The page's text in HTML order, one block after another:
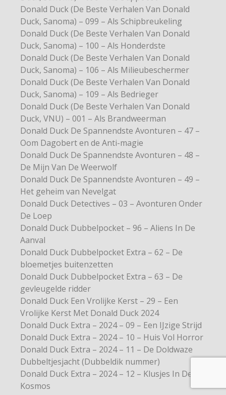
Donald Duck (De Beste Verhalen Van Donald
Duck, Sanoma) – 099 – Als Schipbreukeling
Donald Duck (De Beste Verhalen Van Donald
Duck, Sanoma) – 100 – Als Honderdste
Donald Duck (De Beste Verhalen Van Donald
Duck, Sanoma) – 106 – Als Milieubeschermer
Donald Duck (De Beste Verhalen Van Donald
Duck, Sanoma) – 109 – Als Bedrieger
Donald Duck (De Beste Verhalen Van Donald
Duck, VNU) – 001 – Als Brandweerman
Donald Duck De Spannendste Avonturen – 47 –
Oom Dagobert en de Anti-magie
Donald Duck De Spannendste Avonturen – 48 –
De Mijn Van De Weerwolf
Donald Duck De Spannendste Avonturen – 49 –
Het geheim van Nevelgat
Donald Duck Detectives – 03 – Avonturen Onder
De Loep
Donald Duck Dubbelpocket – 96 – Aliens In De
Aanval
Donald Duck Dubbelpocket Extra – 62 – De
bloemetjes buitenzetten
Donald Duck Dubbelpocket Extra – 63 – De
gevleugelde ridder
Donald Duck Een Vrolijke Kerst – 29 – Een
Vrolijke Kerst Met Donald Duck 2024
Donald Duck Extra – 2024 – 09 – Een IJzige Strijd
Donald Duck Extra – 2024 – 10 – Huis Vol Horror
Donald Duck Extra – 2024 – 11 – De Doldwaze
Dubbeltjesjacht (Dubbeldik nummer)
Donald Duck Extra – 2024 – 12 – Klusjes In De
Kosmos